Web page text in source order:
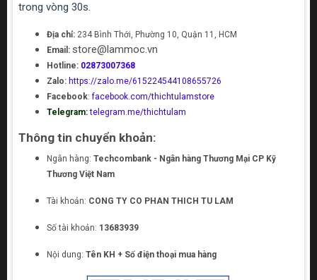
trong vòng 30s.
Địa chỉ: 234 Bình Thới, Phường 10, Quận 11, HCM
Email: store@lammoc.vn
Hotline: 02873007368
Zalo: https://zalo.me/615224544108655726
Facebook:facebook.com/thichtulamstore
Telegram: telegram.me/thichtulam
Thông tin chuyển khoản:
Ngân hàng: Techcombank - Ngân hàng Thương Mại CP Kỹ
Thương Việt Nam
Tài khoản: CONG TY CO PHAN THICH TU LAM
Số tài khoản: 13683939
Nội dung: Tên KH + Số điện thoại mua hàng